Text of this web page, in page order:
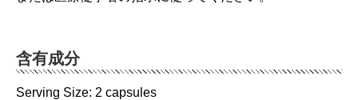
含有成分
Serving Size: 2 capsules